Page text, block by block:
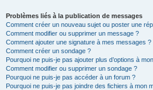
Problèmes liés à la publication de messages
Comment créer un nouveau sujet ou poster une
Comment modifier ou supprimer un message ?
Comment ajouter une signature à mes messages ?
Comment créer un sondage ?
Pourquoi ne puis-je pas ajouter plus d’options à
Comment modifier ou supprimer un sondage ?
Pourquoi ne puis-je pas accéder à un forum ?
Pourquoi ne puis-je pas joindre des fichiers à mon